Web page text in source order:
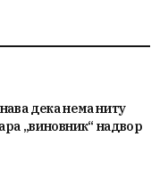
дека нема ниту
„виновник“ надвор